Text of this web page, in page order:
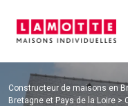
Constructeur de maisons en
Bretagne et Pays de la Loire >